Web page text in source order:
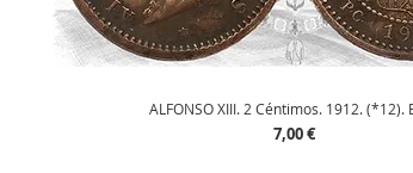
Vista rápida
ALFONSO XIII. 2 Céntimos. 1912. (*12).
Precio
7,00 €